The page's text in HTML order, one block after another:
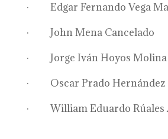
· Edgar Fernando Vega
· John Mena Cancelado
· Jorge Iván Hoyos Molina
· Oscar Prado Hernández
· William Eduardo Rúales